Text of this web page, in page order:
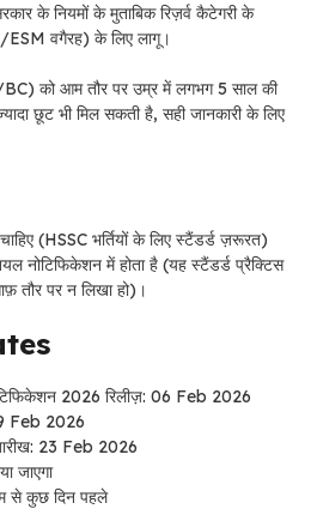
के नियमों के मुताबिक रिज़र्व कैटेगरी के
वगैरह) के लिए लागू।
BC) को आम तौर पर उम्र में लगभग 5 साल की
छूट भी मिल सकती है, सही जानकारी के लिए
(HSSC भर्तियों के लिए स्टैंडर्ड ज़रूरत)
नोटिफिकेशन में होता है (यह स्टैंडर्ड प्रैक्टिस
तौर पर न लिखा हो)।
2026 रिलीज़: 06 Feb 2026
Feb 2026
23 Feb 2026
जाएगा
से कुछ दिन पहले